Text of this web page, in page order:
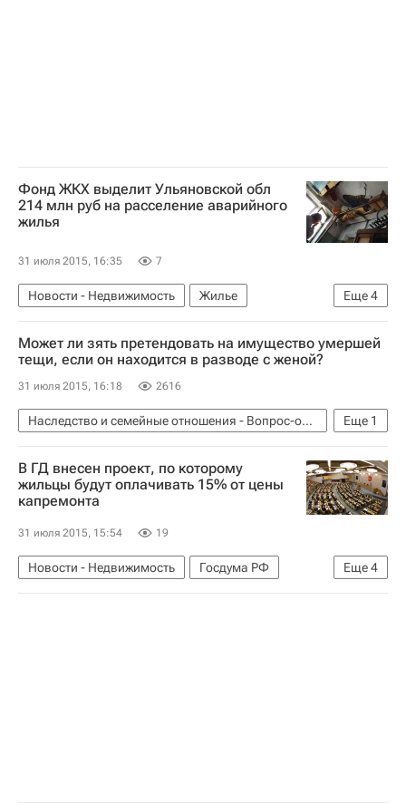
Фонд ЖКХ выделит Ульяновской обл
214 млн руб на расселение аварийного
жилья
31 июля 2015, 16:35 7
Еще4
Новости - Недвижимость
Жилье
Аварийные дома
Фонд ЖКХ
Ульяновская область
Россия
Может ли зять претендовать на имущество умершей
тещи, если он находится в разводе с женой?
31 июля 2015, 16:18 2616
Еще 1
Наследство и семейные отношения - Вопрос-ответ - Полезное
Вопрос-ответ – РИА Недвижимость
В ГД внесен проект, по которому
жильцы будут оплачивать 15% от цены
капремонта
31 июля 2015, 15:54 19
Еще4
Новости - Недвижимость
Госдума РФ
Жилье
Законодательство
Капремонт